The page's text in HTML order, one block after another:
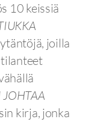
10 keissiä
joilla
kirja, jonka